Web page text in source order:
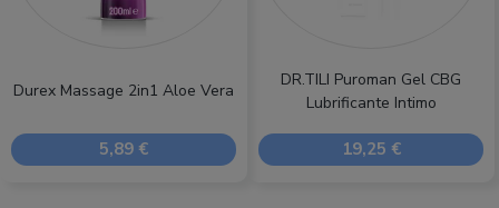
Durex Massage 2in1 Aloe Vera
5,89 €
DR.TILI Puroman Gel CBG
Lubrificante Intimo
19,25 €